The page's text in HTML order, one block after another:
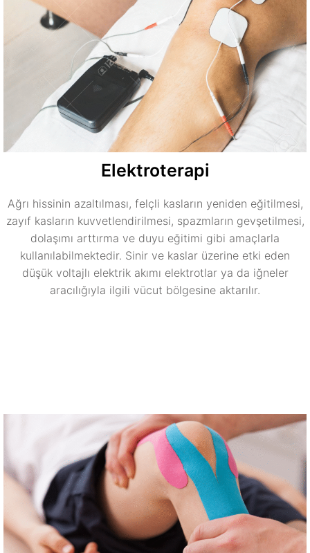
Elektroterapi
Ağrı hissinin azaltılması, felçli kasların yeniden eğitilmesi,
zayıf kasların kuvvetlendirilmesi, spazmların gevşetilmesi,
dolaşımı arttırma ve duyu eğitimi gibi amaçlarla
kullanılabilmektedir. Sinir ve kaslar üzerine etki eden
düşük voltajlı elektrik akımı elektrotlar ya da iğneler
aracılığıyla ilgili vücut bölgesine aktarılır.